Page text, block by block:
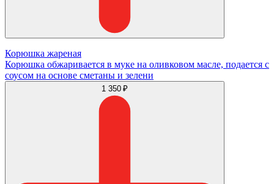
Корюшка жареная
Корюшка обжаривается в муке на оливковом масле, подается с
соусом на основе сметаны и зелени
1 350 ₽